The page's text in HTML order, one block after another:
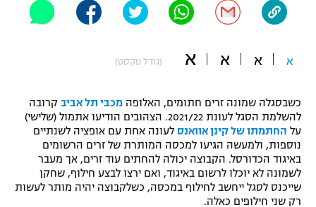
"מחצית בשכונה" – פודקאסט
משתתפים וזוכים בפרסים
תקנון משתתפים וזוכים בפרסים
תקנון עבור פעילות אלקטרה
תקנון עבור פעילות ספורט 1 – "מרלן"
טניס
גיימינג E-Sports
ספורט מוטורי
כדורמים
פוטבול אמריקאי NFL
בייסבול MLB
ספורט אתגרי ואקסטרים
א א א א (גודל טקסט)
כשבסגלה שמונה זרים חתומים, האלופה מכבי תל אביב קרובה
להשלמת הסגל לעונת 2021/22. הצהובים הודיעו אתמול (שלישי)
על החתמתו של קינן אוואנס לעונה אחת עם אופציה לשנתיים
נוספות, ולמעשה הגיעו למכסה המותרת של זרים הרשומים
באיגוד הכדורסל. הקבוצה יכולה להחתים עוד זרים, אך מעבר
לשמונה לא יוכלו לרשום באיגוד, ואם ירצו לבצע חילוף, שחקן
שייכנס לסגל ייחשב לחילוף במכסה, כשלקבוצה יהיה מותר לעשות
רק שני חילופים כאלה.